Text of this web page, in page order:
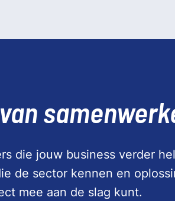
die jouw business verder
de sector kennen en
mee aan de slag kunt.